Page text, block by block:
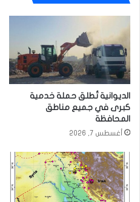
الديوانية تُطلق حملة خدمية
كبرى في جميع مناطق
المحافظة
أغسطس 7, 2026